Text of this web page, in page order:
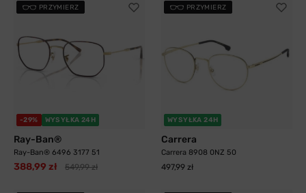
PRZYMIERZ
-29% WYSYŁKA 24H
Ray-Ban®
Ray-Ban® 6496 3177 51
388,99 zł 549,99 zł
PRZYMIERZ
WYSYŁKA 24H
Carrera
Carrera 8908 0NZ 50
497,99 zł